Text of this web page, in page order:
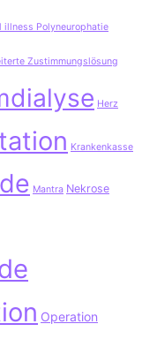
illness Polyneurophatie
Zustimmungslösung
Herz
Krankenkasse
Mantra Nekrose
Operation